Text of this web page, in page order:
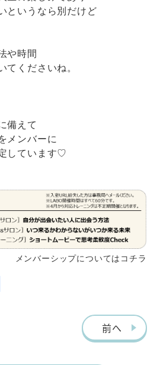
というなら別だけど
や時間
てくださいね。
備えて
メンバーに
しています♡
メンバーシップについてはコチラ
前へ